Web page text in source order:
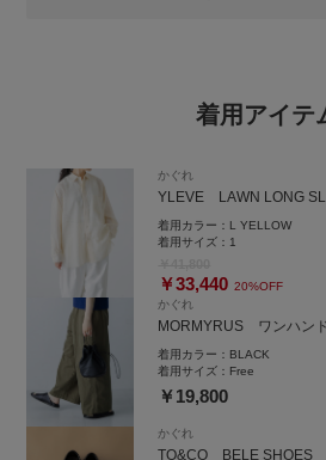
アカウント名 ofuji.ga_ です♡
コメント欄やＤＭでお問い合わせ頂きますと
着用アイテ
かぐれ
YLEVE LAWN LONG
着用カラー： L YELLOW
着用サイズ： 1
￥33,440 20%OFF
かぐれ
MORMYRUS ワンハン
着用カラー： BLACK
着用サイズ： Free
￥19,800
かぐれ
TO&CO BELE SHOES